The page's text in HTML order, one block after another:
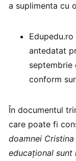
a suplimenta cu
antedatat
septembrie
conform
În documentul
care poate fi
doamnei
educațional sunt